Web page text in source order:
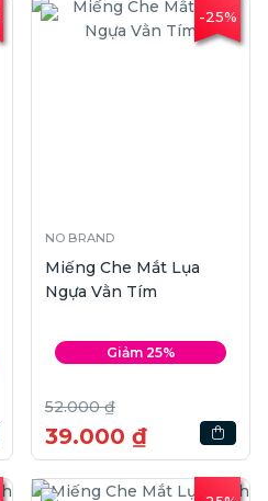
-25%
NO BRAND
Miếng Che Mắt Lụa
Ngựa Vằn Tím
Giảm 25%
52.000 ₫
39.000 ₫